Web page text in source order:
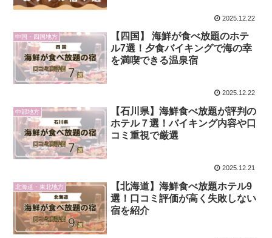
2025.12.22
中国・四国地方
【四国】 海鮮が食べ放題のホテ
ル7選！夕食バイキングで海の幸
を満喫できる温泉宿
2025.12.22
中部地方
【石川県】海鮮食べ放題が評判の
ホテル７選！バイキング内容や口
コミ重視で厳選
2025.12.21
北海道・東北地方
【北海道】海鮮食べ放題ホテル9
選！口コミ評価が高く失敗しない
宿を紹介